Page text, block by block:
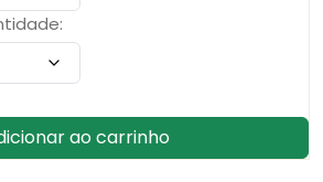
ao carrinho